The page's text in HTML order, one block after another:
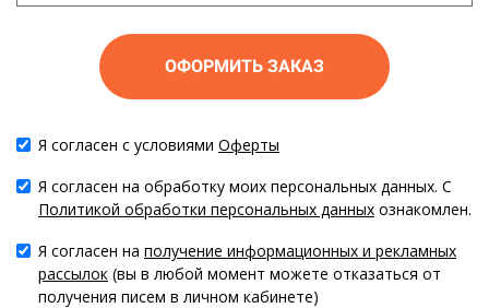
ОФОРМИТЬ ЗАКАЗ
Я согласен с условиями Оферты
Я согласен на обработку моих персональных данных. С
Политикой обработки персональных данных ознакомлен.
Я согласен на получение информационных и рекламных
рассылок (вы в любой момент можете отказаться от
получения писем в личном кабинете)